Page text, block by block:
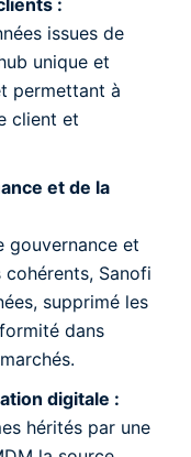
:
issues de
unique et
permettant à
client et
et de la
gouvernance et
Sanofi
supprimé les
dans
digitale :
hérités par une